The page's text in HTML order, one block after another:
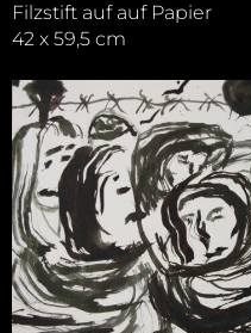
Filzstift auf auf Papier
42 x 59,5 cm